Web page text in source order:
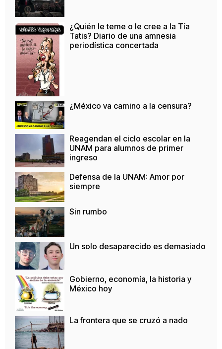
¿Quién le teme o le cree a la Tía
Tatis? Diario de una amnesia
periodística concertada
¿México va camino a la censura?
Reagendan el ciclo escolar en la
UNAM para alumnos de primer
ingreso
Defensa de la UNAM: Amor por
siempre
Sin rumbo
Un solo desaparecido es demasiado
Gobierno, economía, la historia y
México hoy
La frontera que se cruzó a nado